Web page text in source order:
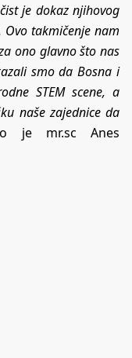
je dokaz njihovog
takmičenje nam
ono glavno što nas
smo da Bosna i
STEM scene, a
naše zajednice da
mr.sc Anes